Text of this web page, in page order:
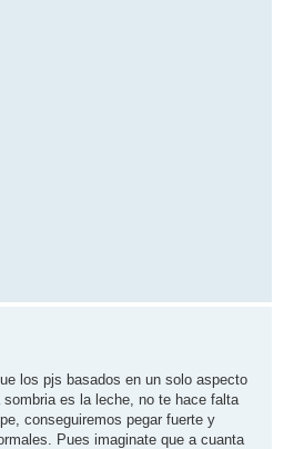
los pjs basados en un solo aspecto
es la leche, no te hace falta
conseguiremos pegar fuerte y
Pues imaginate que a cuanta